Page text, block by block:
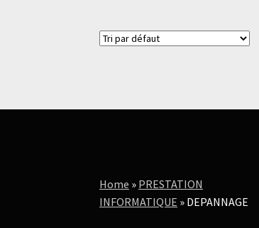
Home » PRESTATION
INFORMATIQUE » DEPANNAGE